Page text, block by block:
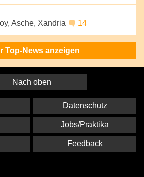
Asche, Xandria
14
Top-News anzeigen
Nach oben
Datenschutz
Jobs/Praktika
Feedback